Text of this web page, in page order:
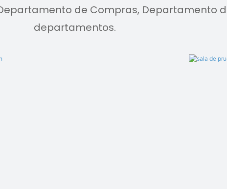
de Compras, Departamento
departamentos.